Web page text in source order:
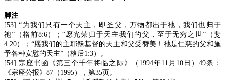
脚注
[53] “为我们只有一个天主，即圣父，万物都出于祂，我们也归于
祂”（格前8:6）；“愿光荣归于天主我们的父，至于无穷之世”（斐
4:20）；“愿我们的主耶稣基督的天主和父受赞美！祂是仁慈的父和施
予各种安慰的天主”（格后1:3）。
[54] 宗座书函《第三个千年将临之际》（1994年11月10日）49条：
《宗座公报》87（1995），第35页。